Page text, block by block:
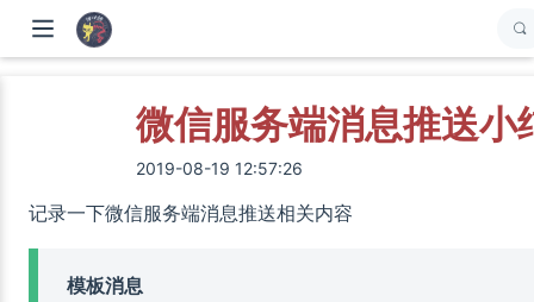
微信服务端消息推送小
2019-08-19 12:57:26
记录一下微信服务端消息推送相关内容
模板消息